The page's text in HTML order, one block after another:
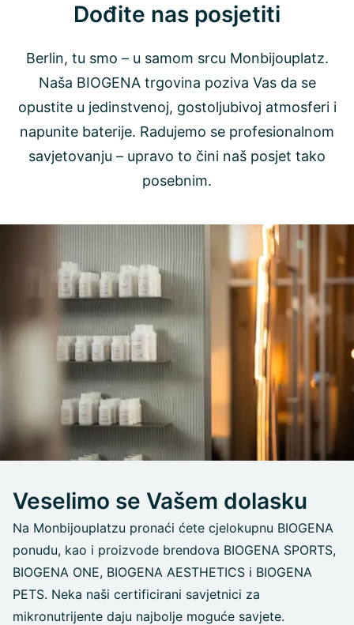
Dođite nas posjetiti
Berlin, tu smo – u samom srcu Monbijouplatz.
Naša BIOGENA trgovina poziva Vas da se
opustite u jedinstvenoj, gostoljubivoj atmosferi i
napunite baterije. Radujemo se profesionalnom
savjetovanju – upravo to čini naš posjet tako
posebnim.
Veselimo se Vašem dolasku
Na Monbijouplatzu pronaći ćete cjelokupnu BIOGENA
ponudu, kao i proizvode brendova BIOGENA SPORTS,
BIOGENA ONE, BIOGENA AESTHETICS i BIOGENA
PETS. Neka naši certificirani savjetnici za
mikronutrijente daju najbolje moguće savjete.